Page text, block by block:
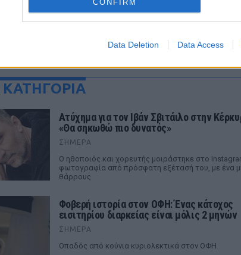
CONFIRM
Data Deletion Data Access
ΚΑΤΗΓΟΡΙΑ
Ατύχημα για τον Ιβάν Σβιτάιλο στην
«Θα σηκωθώ πιο δυνατός»
ΣΉΜΕΡΑ
Ο ηθοποιός και χορευτής μοιράστηκε στο
φωτογραφία από πρόσφατη εξέτασή του, με ένα
θάρρους
Φοβερή ιστορία στον ΟΦΗ: Ένας κάτοχος
εισιτηρίου διαρκείας είναι μόλις 2 μηνών
ΣΉΜΕΡΑ
Οπαδός από κούνια κυριολεκτικά στον ΟΦΗ